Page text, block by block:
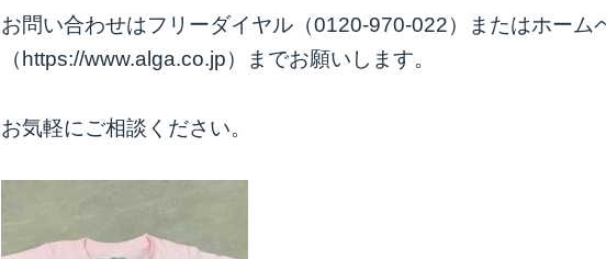
お問い合わせはフリーダイヤル（0120-970-022）またはホーム
（https://www.alga.co.jp）までお願いします。
お気軽にご相談ください。